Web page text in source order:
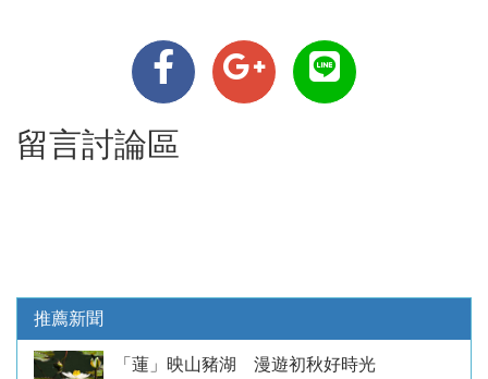
留言討論區
推薦新聞
「蓮」映山豬湖 漫遊初秋好時光